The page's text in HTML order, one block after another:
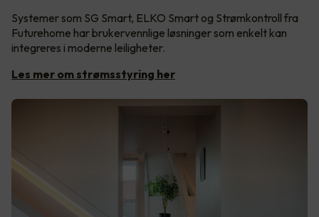
Systemer som SG Smart, ELKO Smart og Strømkontroll fra
Futurehome har brukervennlige løsninger som enkelt kan
integreres i moderne leiligheter.
Les mer om strømsstyring her